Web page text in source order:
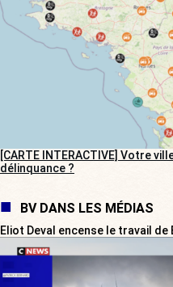
[CARTE INTERACTIVE] Votre
délinquance ?
BV DANS LES MÉDIAS
Eliot Deval encense le travail de